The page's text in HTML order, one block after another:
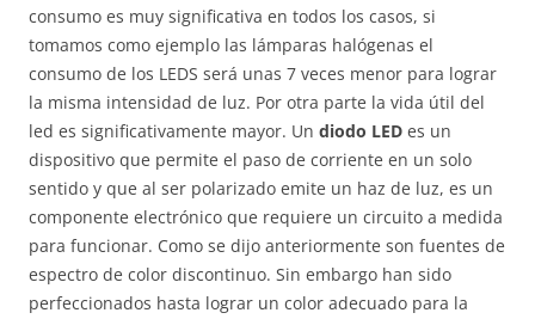
consumo es muy significativa en todos los casos, si
tomamos como ejemplo las lámparas halógenas el
consumo de los LEDS será unas 7 veces menor para lograr
la misma intensidad de luz. Por otra parte la vida útil del
led es significativamente mayor. Un diodo LED es un
dispositivo que permite el paso de corriente en un solo
sentido y que al ser polarizado emite un haz de luz, es un
componente electrónico que requiere un circuito a medida
para funcionar. Como se dijo anteriormente son fuentes de
espectro de color discontinuo. Sin embargo han sido
perfeccionados hasta lograr un color adecuado para la